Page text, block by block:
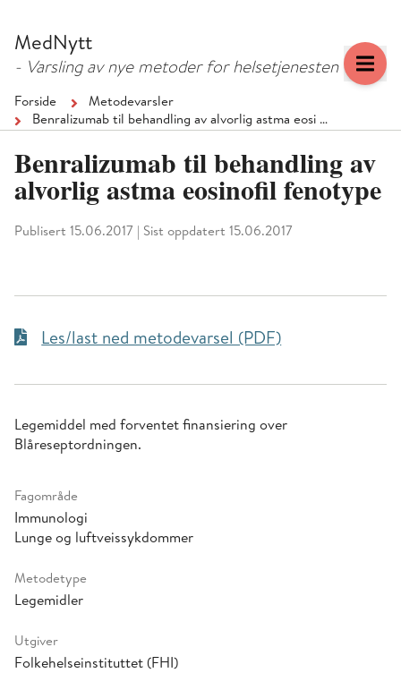
MedNytt
- Varsling av nye metoder for helsetjenesten
Forside
Metodevarsler
Benralizumab til behandling av alvorlig astma eosi …
Benralizumab til behandling av
alvorlig astma eosinofil fenotype
Publisert 15.06.2017 Sist oppdatert 15.06.2017
Les/last ned metodevarsel (PDF)
Legemiddel med forventet finansiering over
Blåreseptordningen.
Fagområde
Immunologi
Lunge og luftveissykdommer
Metodetype
Legemidler
Utgiver
Folkehelseinstituttet (FHI)